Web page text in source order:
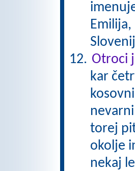
Otroci
kar
torej
okolje
nekaj